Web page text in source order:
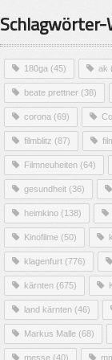
Schlagwörter-
180ga (45) ak
beate prettner (38)
corona (69)
filmblitz (87)
Filmneuheiten (64)
gesundheit (36)
heimkino (138)
Kinofilme (50)
klagenfurt (776)
kärnten (675)
land kärnten (46)
Markus Malle (68)
messe (40)